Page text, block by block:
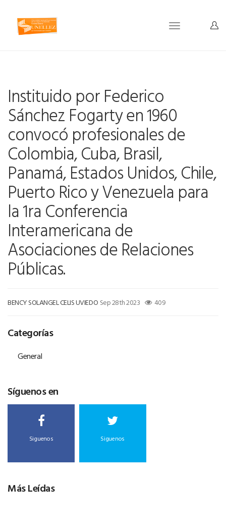
Toggle
Instituido por Federico
Sánchez Fogarty en 1960
convocó profesionales de
Colombia, Cuba, Brasil,
Panamá, Estados Unidos, Chile,
Puerto Rico y Venezuela para
la 1ra Conferencia
Interamericana de
Asociaciones de Relaciones
Públicas.
BENCY SOLANGEL CELIS UVIEDO Sep 28th 2023 409
Categorías
General
Síguenos en
Siguenos Siguenos
Más Leídas